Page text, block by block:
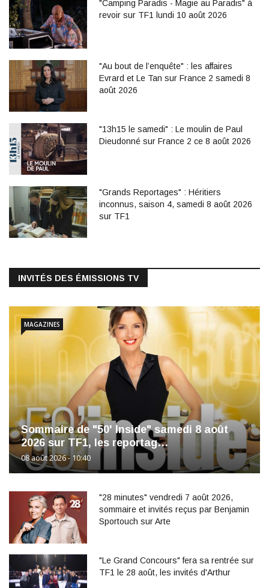
"Camping Paradis - Magie au Paradis" à
revoir sur TF1 lundi 10 août 2026
"Au bout de l’enquête" : les affaires
Evrard et Le Tan sur France 2 samedi 8
août 2026
"13h15 le samedi" : Le moulin de Paul
Dieudonné sur France 2 ce 8 août 2026
"Grands Reportages" : Héritiers
inconnus, saison 4, samedi 8 août 2026
sur TF1
INVITÉS DES ÉMISSIONS TV
Sommaire de "50' Inside" samedi 8 août
2026 sur TF1, les reportag…
08 août 2026 - 10:40
MAGAZINES
"28 minutes" vendredi 7 août 2026,
sommaire et invités reçus par Benjamin
Sportouch sur Arte
"Le Grand Concours" fera sa rentrée sur
TF1 le 28 août, les invités d'Arthur